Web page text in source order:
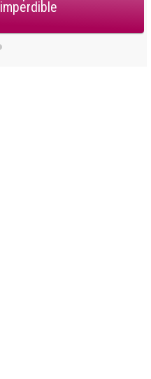
del fenómeno teatral